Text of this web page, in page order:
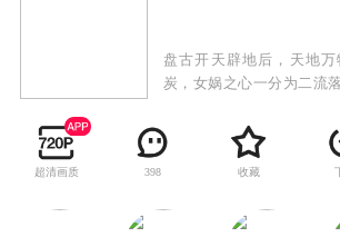
盘古开天辟地后，天地
炭，女娲之心一分为二流
才可永保太平。数万年后
明玉受天命而至，降生于
生异象，风呼雨啸雷鸣。
然不同。而妙莲通过族人
超清画质 398 收藏